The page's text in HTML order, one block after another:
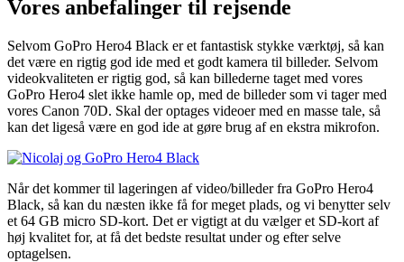
Vores anbefalinger til rejsende
Selvom GoPro Hero4 Black er et fantastisk stykke værktøj, så kan
det være en rigtig god ide med et godt kamera til billeder. Selvom
videokvaliteten er rigtig god, så kan billederne taget med vores
GoPro Hero4 slet ikke hamle op, med de billeder som vi tager med
vores Canon 70D. Skal der optages videoer med en masse tale, så
kan det ligeså være en god ide at gøre brug af en ekstra mikrofon.
Når det kommer til lageringen af video/billeder fra GoPro Hero4
Black, så kan du næsten ikke få for meget plads, og vi benytter selv
et 64 GB micro SD-kort. Det er vigtigt at du vælger et SD-kort af
høj kvalitet for, at få det bedste resultat under og efter selve
optagelsen.